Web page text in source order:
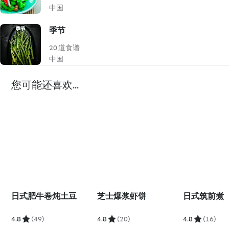
中国
季节
20 道食谱
中国
您可能还喜欢...
日式肥牛卷炖土豆
4.8 (49)
芝士爆浆虾饼
4.8 (20)
日式筑前煮
4.8 (16)